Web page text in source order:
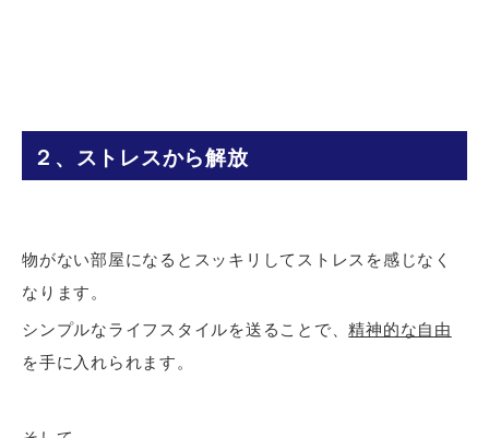
２、ストレスから解放
物がない部屋になるとスッキリしてストレスを感じなく
なります。
シンプルなライフスタイルを送ることで、精神的な自由
を手に入れられます。